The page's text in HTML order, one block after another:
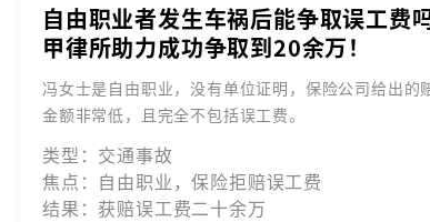
自由职业者发生车祸后能争取误工费
甲律所助力成功争取到20余万！
冯女士是自由职业，没有单位证明，保险公司给出的
金额非常低，且完全不包括误工费。
类型：交通事故
焦点：自由职业，保险拒赔误工费
结果：获赔误工费二十余万